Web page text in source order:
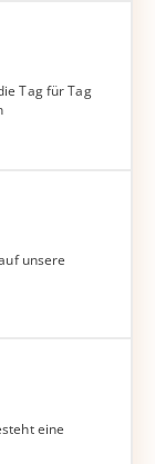
Tag für Tag
unsere
eine